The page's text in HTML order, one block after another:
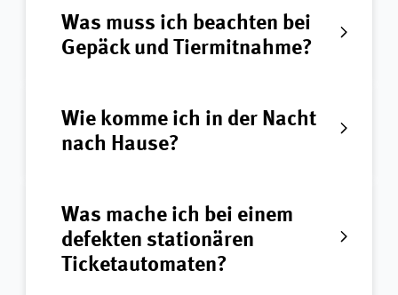
Was muss ich beachten bei
Gepäck und Tiermitnahme?
Wie komme ich in der Nacht
nach Hause?
Was mache ich bei einem
defekten stationären
Ticketautomaten?